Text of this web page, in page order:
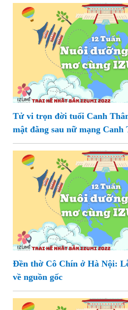
Tử vi trọn đời tuổi Canh
mật đằng sau nữ mạng Canh
Đền thờ Cô Chín ở Hà Nội:
về nguồn gốc